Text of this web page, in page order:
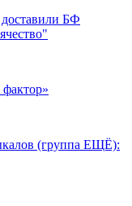
БФ
(группа ЕЩЁ):